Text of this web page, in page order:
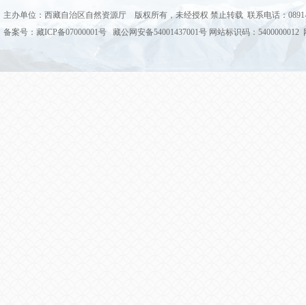
主办单位：西藏自治区自然资源厅 版权所有，未经授权 禁止转载 联系电话：
备案号：藏ICP备07000001号 藏公网安备54001437001号 网站标识码：5400000012